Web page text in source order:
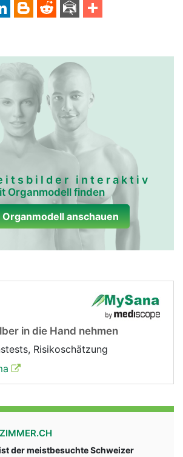
interaktiv
Organmodell finden
Organmodell anschauen
in die Hand nehmen
Risikoschätzung
der meistbesuchte Schweizer